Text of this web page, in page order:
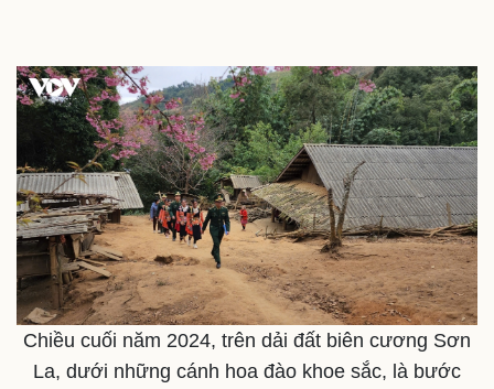
Thế giới
Quan sát
Cuộc sống đó đây
Hồ sơ
Multimedia
Video
Ảnh
E-Magazine
Infographic
Chiều cuối năm 2024, trên dải đất biên cương Sơn
La, dưới những cánh hoa đào khoe sắc, là bước